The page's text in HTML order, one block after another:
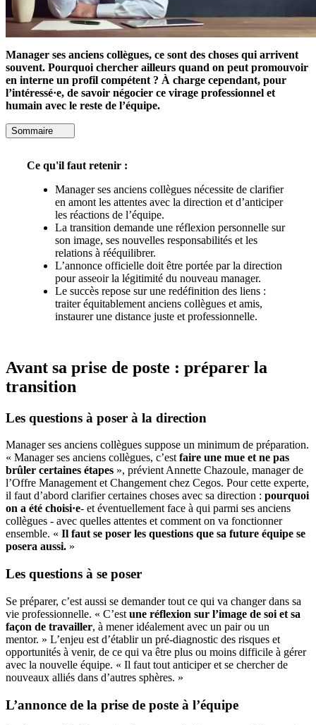
Manager ses anciens collègues, ce sont des choses qui arrivent
souvent. Pourquoi chercher ailleurs quand on peut promouvoir
en interne un profil compétent ? À charge cependant, pour
l’intéressé·e, de savoir négocier ce virage professionnel et
humain avec le reste de l’équipe.
Sommaire
Ce qu'il faut retenir :
Manager ses anciens collègues nécessite de clarifier
en amont les attentes avec la direction et d’anticiper
les réactions de l’équipe.
La transition demande une réflexion personnelle sur
son image, ses nouvelles responsabilités et les
relations à rééquilibrer.
L’annonce officielle doit être portée par la direction
pour asseoir la légitimité du nouveau manager.
Le succès repose sur une redéfinition des liens :
traiter équitablement anciens collègues et amis,
instaurer une distance juste et professionnelle.
Avant sa prise de poste : préparer la
transition
Les questions à poser à la direction
Manager ses anciens collègues suppose un minimum de préparation.
« Manager ses anciens collègues, c’est faire une mue et ne pas
brûler certaines étapes », prévient Annette Chazoule, manager de
l’Offre Management et Changement chez Cegos. Pour cette experte,
il faut d’abord clarifier certaines choses avec sa direction : pourquoi
on a été choisi·e- et éventuellement face à qui parmi ses anciens
collègues - avec quelles attentes et comment on va fonctionner
ensemble. « Il faut se poser les questions que sa future équipe se
posera aussi. »
Les questions à se poser
Se préparer, c’est aussi se demander tout ce qui va changer dans sa
vie professionnelle. « C’est une réflexion sur l’image de soi et sa
façon de travailler, à mener idéalement avec un pair ou un
mentor. » L’enjeu est d’établir un pré-diagnostic des risques et
opportunités à venir, de ce qui va être plus ou moins difficile à gérer
avec la nouvelle équipe. « Il faut tout anticiper et se chercher de
nouveaux alliés dans d’autres sphères. »
L’annonce de la prise de poste à l’équipe